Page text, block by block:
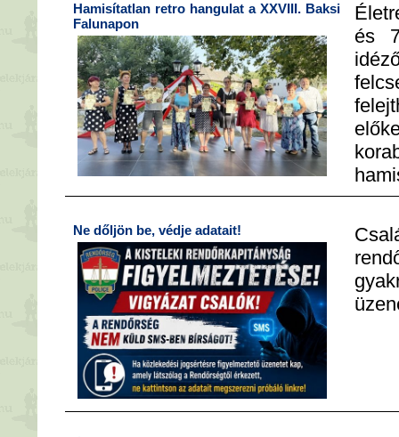
Hamisítatlan retro hangulat a XXVIII. Baksi
Falunapon
és
Ne dőljön be, védje adatait!